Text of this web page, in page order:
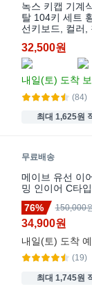
녹스 키캡 기계
탈 104키 세트
선키보드, 컬러,
32,500원
내일(토) 도착
(84)
최대 1,625원
무료배송
메이브 유선 이
밍 인이어 C타
76%
150,000
34,900원
내일(토) 도착
(19)
최대 1,745원